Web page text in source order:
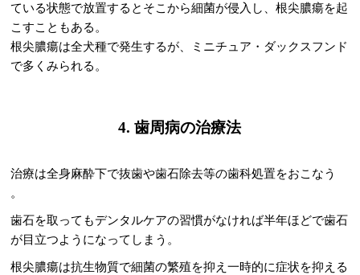
ている状態で放置するとそこから細菌が侵入し、根尖膿瘍を起
こすこともある。
根尖膿瘍は全犬種で発生するが、ミニチュア・ダックスフンド
で多くみられる。
4. 歯周病の治療法
治療は全身麻酔下で抜歯や歯石除去等の歯科処置をおこなう
。
歯石を取ってもデンタルケアの習慣がなければ半年ほどで歯石
が目立つようになってしまう。
根尖膿瘍は抗生物質で細菌の繁殖を抑え一時的に症状を抑える